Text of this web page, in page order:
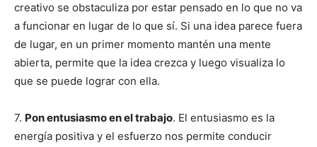
creativo se obstaculiza por estar pensado en lo que no va
a funcionar en lugar de lo que sí. Si una idea parece fuera
de lugar, en un primer momento mantén una mente
abierta, permite que la idea crezca y luego visualiza lo
que se puede lograr con ella.
7. Pon entusiasmo en el trabajo. El entusiasmo es la
energía positiva y el esfuerzo nos permite conducir